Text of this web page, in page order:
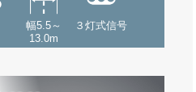
幅5.5～
13.0m
３灯式信号